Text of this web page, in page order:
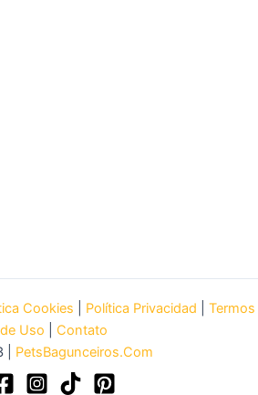
Cookies Política Privacidad
Termos
de Uso
Contato
| PetsBagunceiros.Com